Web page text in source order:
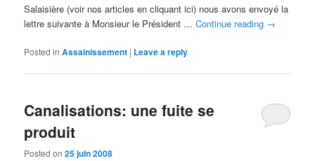
Salaisière (voir nos articles en cliquant ici) nous avons envoyé la
lettre suivante à Monsieur le Président …Continue reading →
Posted in Assainissement | Leave a reply
Canalisations: une fuite se
produit
Posted on25 juin 2008